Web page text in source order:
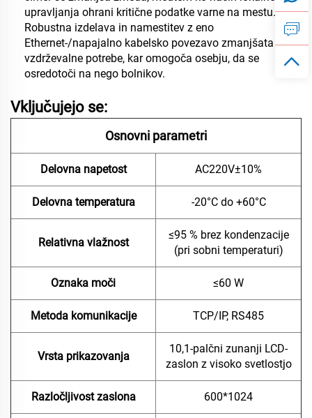
upravljanja ohrani kritične podatke varne na mestu.
Robustna izdelava in namestitev z eno
Ethernet-/napajalno kabelsko povezavo zmanjšata
vzdrževalne potrebe, kar omogoča osebju, da se
osredotoči na nego bolnikov.
Vključujejo se:
Osnovni parametri
Delovna napetost AC220V±10%
Delovna temperatura -20°C do +60°C
Relativna vlažnost
≤95 % brez kondenzacije
(pri sobni temperaturi)
Oznaka moči ≤60 W
Metoda komunikacije TCP/IP, RS485
Vrsta prikazovanja
10,1-palčni zunanji LCD-
zaslon z visoko svetlostjo
Razločljivost zaslona 600*1024